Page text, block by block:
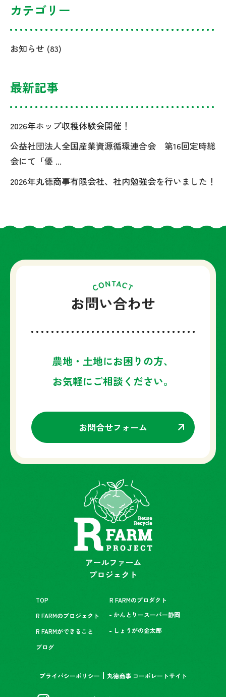
カテゴリー
お知らせ (83)
最新記事
2026年ホップ収穫体験会開催！
公益社団法人全国産業資源循環連合会 第16回定時総
会にて「優 ...
2026年丸徳商事有限会社、社内勉強会を行いました！
TOP
R FARMのプロジェクト
R FARMができること
ブログ
R FARMのプロダクト
かんとりースーパー静岡
しょうがの金太郎
プライバシーポリシー 丸徳商事 コーポレートサイト
お問い合わせ
農地・土地にお困りの方、
お気軽にご相談ください。
お問合せフォーム